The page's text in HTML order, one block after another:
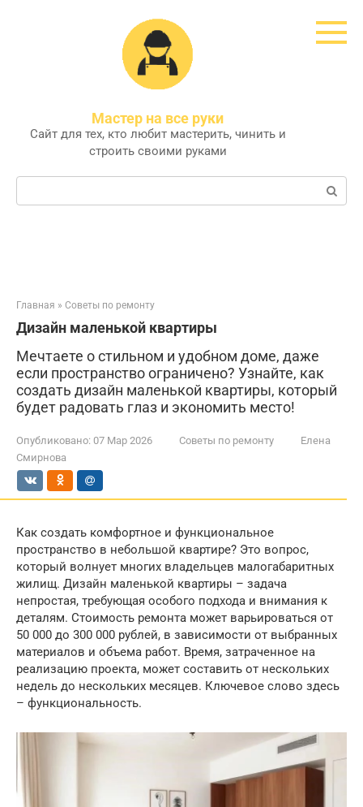
Мастер на все руки
Сайт для тех, кто любит мастерить, чинить и
строить своими руками
Поиск:
Главная » Советы по ремонту
Дизайн маленькой квартиры
Мечтаете о стильном и удобном доме, даже
если пространство ограничено? Узнайте, как
создать дизайн маленькой квартиры, который
будет радовать глаз и экономить место!
Опубликовано: 07 Мар 2026 Советы по ремонту
Елена
Смирнова
Как создать комфортное и функциональное
пространство в небольшой квартире? Это вопрос,
который волнует многих владельцев малогабаритных
жилищ. Дизайн маленькой квартиры – задача
непростая, требующая особого подхода и внимания к
деталям. Стоимость ремонта может варьироваться от
50 000 до 300 000 рублей, в зависимости от выбранных
материалов и объема работ. Время, затраченное на
реализацию проекта, может составить от нескольких
недель до нескольких месяцев. Ключевое слово здесь
– функциональность.